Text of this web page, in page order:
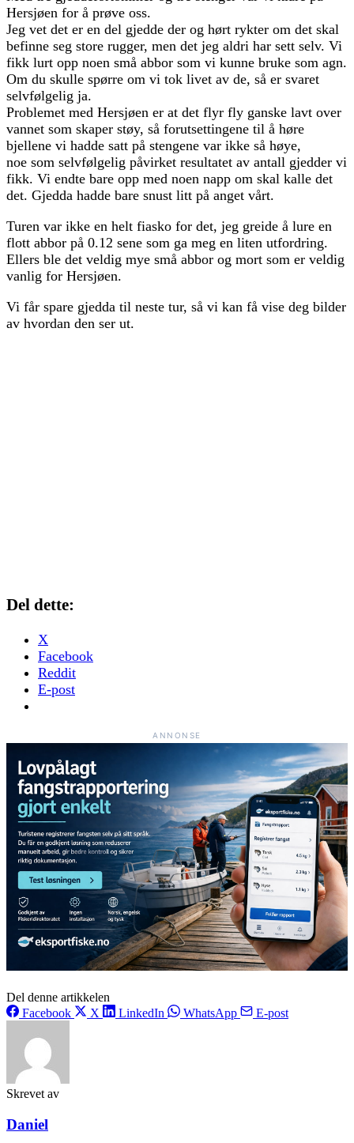
Hersjøen for å prøve oss.
Jeg vet det er en del gjedde der og hørt rykter om det skal
befinne seg store rugger, men det jeg aldri har sett selv. Vi
fikk lurt opp noen små abbor som vi kunne bruke som agn.
Om du skulle spørre om vi tok livet av de, så er svaret
selvfølgelig ja.
Problemet med Hersjøen er at det flyr fly ganske lavt over
vannet som skaper støy, så forutsettingene til å høre
bjellene vi hadde satt på stengene var ikke så høye,
noe som selvfølgelig påvirket resultatet av antall gjedder vi
fikk. Vi endte bare opp med noen napp om skal kalle det
det. Gjedda hadde bare snust litt på anget vårt.
Turen var ikke en helt fiasko for det, jeg greide å lure en
flott abbor på 0.12 sene som ga meg en liten utfordring.
Ellers ble det veldig mye små abbor og mort som er veldig
vanlig for Hersjøen.
Vi får spare gjedda til neste tur, så vi kan få vise deg bilder
av hvordan den ser ut.
Del dette:
X
Facebook
Reddit
E-post
ANNONSE
Del denne artikkelen
Facebook
X LinkedIn WhatsApp E-post
Skrevet av
Daniel